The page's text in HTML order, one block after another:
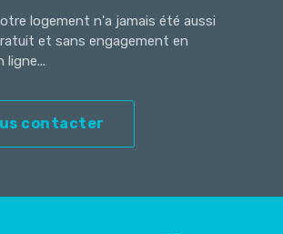
logement n'a jamais été aussi
et sans engagement en
ligne...
contacter